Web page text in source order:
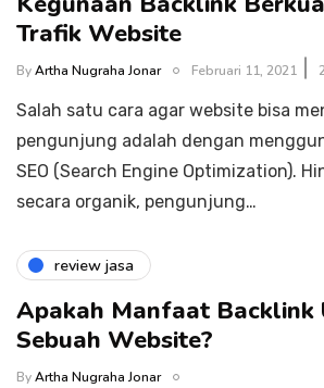
Trafik Website
ByArtha Nugraha Jonar Februari 11, 2021
Salah satu cara agar website bisa
pengunjung adalah dengan
SEO (Search Engine Optimization).
secara organik, pengunjung…
review jasa
Apakah Manfaat Backlink
Sebuah Website?
ByArtha Nugraha Jonar